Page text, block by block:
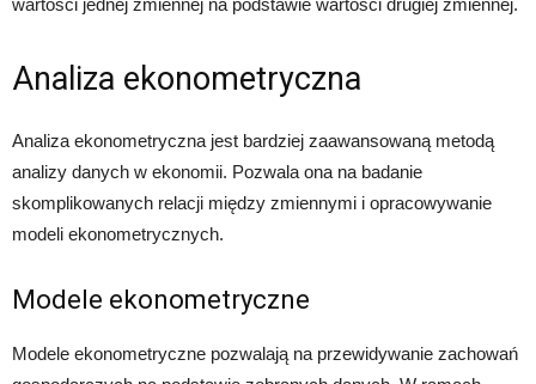
wartości jednej zmiennej na podstawie wartości drugiej zmiennej.
Analiza ekonometryczna
Analiza ekonometryczna jest bardziej zaawansowaną metodą
analizy danych w ekonomii. Pozwala ona na badanie
skomplikowanych relacji między zmiennymi i opracowywanie
modeli ekonometrycznych.
Modele ekonometryczne
Modele ekonometryczne pozwalają na przewidywanie zachowań